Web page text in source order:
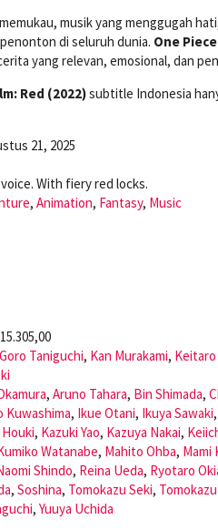
musik yang menggugah
di seluruh dunia. One
yang relevan, emosional, dan
Red (2022)subtitle Indonesia
21, 2025
With fiery red locks.
, Animation, Fantasy, Music
Goro Taniguchi, Kan Murakami, Keitaro
, Aruno Tahara, Bin Shimada,
Kuwashima, Ikue Otani, Ikuya Sawaki,
, Kazuki Yao, Kazuya Nakai,
Watanabe, Mahito Ohba, Mami
Shindo, Reina Ueda, Ryotaro
, Soshina, Tomokazu Seki,
, Yuuya Uchida